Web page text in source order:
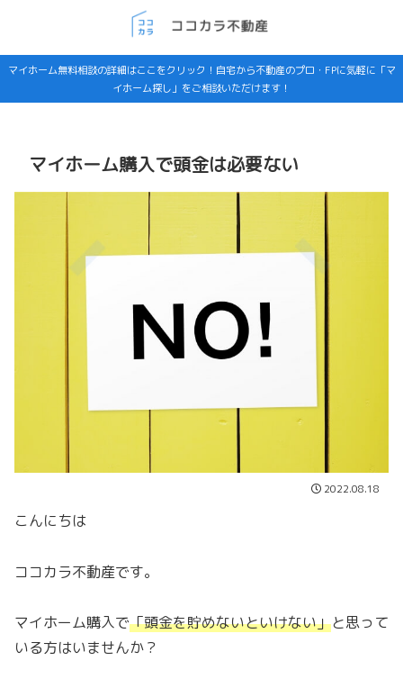
マイホーム無料相談の詳細はここをクリック！自宅から不動産のプロ・FPに気軽に「マ
イホーム探し」をご相談いただけます！
マイホーム購入で頭金は必要ない
2022.08.18
こんにちは
ココカラ不動産です。
マイホーム購入で「頭金を貯めないといけない」と思って
いる方はいませんか？